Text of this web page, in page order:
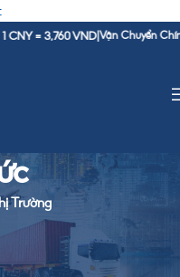
= 3,760 VND|Vận Chuyển Chính
Trường
nhiệt từ Trung